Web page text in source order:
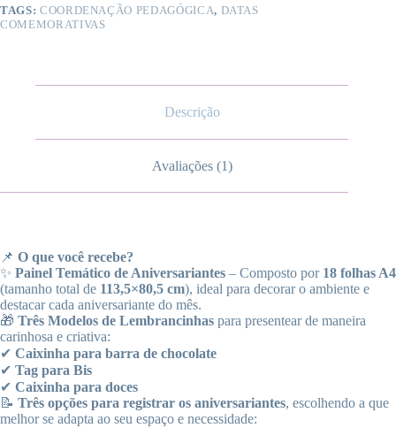
TAGS: COORDENAÇÃO PEDAGÓGICA, DATAS
COMEMORATIVAS
Descrição
Avaliações (1)
📌 O que você recebe?
✨ Painel Temático de Aniversariantes – Composto por 18 folhas A4
(tamanho total de 113,5×80,5 cm), ideal para decorar o ambiente e
destacar cada aniversariante do mês.
🎁 Três Modelos de Lembrancinhas para presentear de maneira
carinhosa e criativa:
✔ Caixinha para barra de chocolate
✔ Tag para Bis
✔ Caixinha para doces
📝 Três opções para registrar os aniversariantes, escolhendo a que
melhor se adapta ao seu espaço e necessidade: